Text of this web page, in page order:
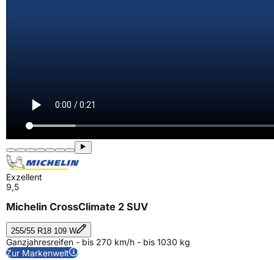
Exzellent
9,5
Michelin CrossClimate 2 SUV
255/55 R18 109 W
Ganzjahresreifen - bis 270 km/h - bis 1030 kg
Zur Markenwelt